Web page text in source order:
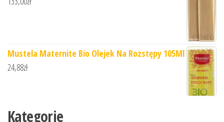
Mustela Maternite Bio Olejek Na Rozstępy 105Ml
24,88zł
Kategorie